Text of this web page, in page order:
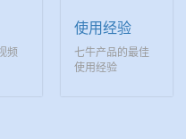
频
使用经验
七牛产品的最佳
使用经验